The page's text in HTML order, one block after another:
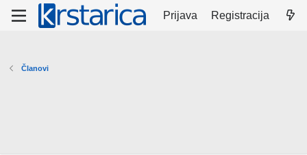
Prijava Registracija
Članovi